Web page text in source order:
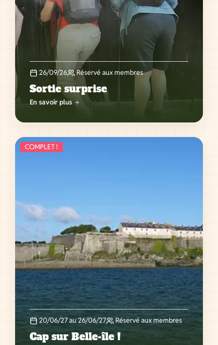
26/09/26 Réservé aux membres
Sortie surprise
En savoir plus
COMPLET !
20/06/27 au 26/06/27 Réservé aux membres
Cap sur Belle-île !